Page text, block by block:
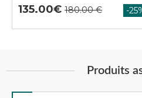
135.00
Produits